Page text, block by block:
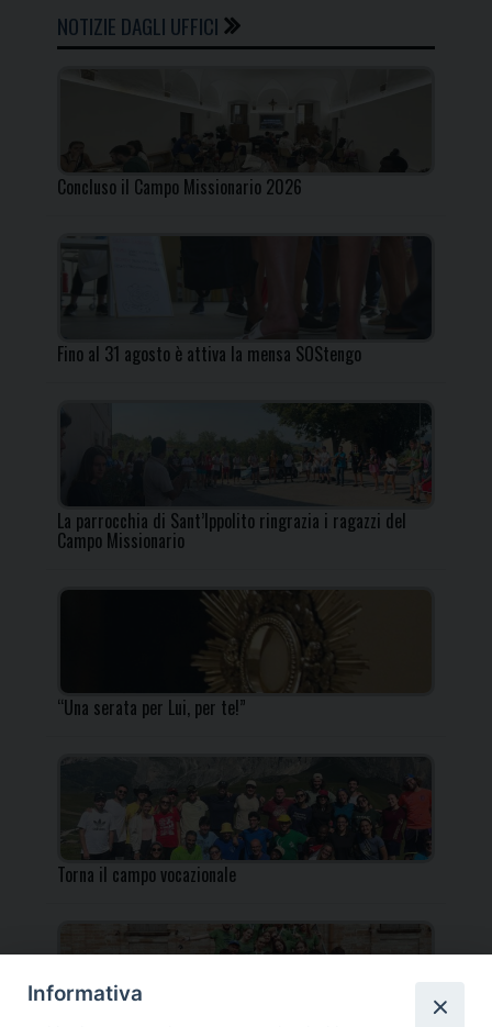
NOTIZIE DAGLI UFFICI
Concluso il Campo Missionario 2026
Fino al 31 agosto è attiva la mensa SOStengo
La parrocchia di Sant’Ippolito ringrazia i ragazzi del
Campo Missionario
“Una serata per Lui, per te!”
Torna il campo vocazionale
Informativa